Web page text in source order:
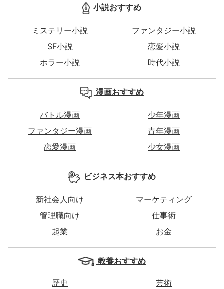
小説おすすめ
ミステリー小説
ファンタジー小説
SF小説
恋愛小説
ホラー小説
時代小説
漫画おすすめ
バトル漫画
少年漫画
ファンタジー漫画
青年漫画
恋愛漫画
少女漫画
ビジネス本おすすめ
新社会人向け
マーケティング
管理職向け
仕事術
起業
お金
教養おすすめ
歴史
芸術